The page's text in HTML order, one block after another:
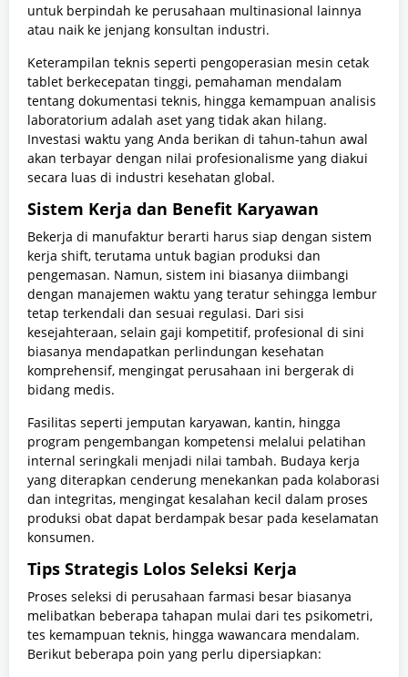
untuk berpindah ke perusahaan multinasional lainnya
atau naik ke jenjang konsultan industri.
Keterampilan teknis seperti pengoperasian mesin cetak
tablet berkecepatan tinggi, pemahaman mendalam
tentang dokumentasi teknis, hingga kemampuan analisis
laboratorium adalah aset yang tidak akan hilang.
Investasi waktu yang Anda berikan di tahun-tahun awal
akan terbayar dengan nilai profesionalisme yang diakui
secara luas di industri kesehatan global.
Sistem Kerja dan Benefit Karyawan
Bekerja di manufaktur berarti harus siap dengan sistem
kerja shift, terutama untuk bagian produksi dan
pengemasan. Namun, sistem ini biasanya diimbangi
dengan manajemen waktu yang teratur sehingga lembur
tetap terkendali dan sesuai regulasi. Dari sisi
kesejahteraan, selain gaji kompetitif, profesional di sini
biasanya mendapatkan perlindungan kesehatan
komprehensif, mengingat perusahaan ini bergerak di
bidang medis.
Fasilitas seperti jemputan karyawan, kantin, hingga
program pengembangan kompetensi melalui pelatihan
internal seringkali menjadi nilai tambah. Budaya kerja
yang diterapkan cenderung menekankan pada kolaborasi
dan integritas, mengingat kesalahan kecil dalam proses
produksi obat dapat berdampak besar pada keselamatan
konsumen.
Tips Strategis Lolos Seleksi Kerja
Proses seleksi di perusahaan farmasi besar biasanya
melibatkan beberapa tahapan mulai dari tes psikometri,
tes kemampuan teknis, hingga wawancara mendalam.
Berikut beberapa poin yang perlu dipersiapkan: